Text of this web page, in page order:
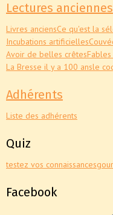
Lectures anciennes
Livres anciensCe qu'est la
Incubations artificielles
Avoir de belles crêtes
La Bresse il y a 100 ansle
Adhérents
Liste des adhérents
Quiz
testez vos connaissances
Facebook